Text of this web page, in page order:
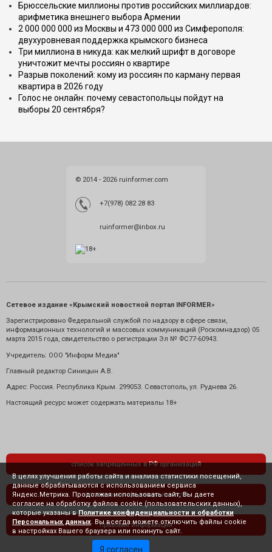
Брюссельские миллионы против российских миллиардов:
арифметика внешнего выбора Армении
2 000 000 000 из Москвы и 473 000 000 из Симферополя:
двухуровневая поддержка крымского бизнеса
Три миллиона в никуда: как мелкий шрифт в договоре
уничтожит мечты россиян о квартире
Разрыв поколений: кому из россиян по карману первая
квартира в 2026 году
Голос не онлайн: почему севастопольцы пойдут на
выборы 20 сентября?
© 2014 - 2026 ruinformer.com
+7(978) 082 28 83
ruinformer@inbox.ru
Сетевое издание «Крымский новостной портал INFORMER»
Зарегистрировано Федеральной службой по надзору в сфере связи,
информационных технологий и массовых коммуникаций (Роскомнадзор) 05
марта 2015 года, свидетельство о регистрации Эл № ФС77-60943.
Учредитель: ООО "Информ Медиа"
Главный редактор Синицын А.В.
Адрес: Россия. Республика Крым. 299053. Севастополь, ул. Руднева 26.
Настоящий ресурс может содержать материалы 18+
список запрещенных в РФ организаций
политика конфиденциальности
правовая информация
В целях улучшения работы сайта и анализа статистики посещений,
данные обрабатываются с использованием сервиса
Яндекс.Метрика. Продолжая использовать сайт, Вы даете
согласие на обработку файлов cookie (пользовательских данных),
которые указаны в Политике конфиденциальности и обработки
Персональных данных . Вы всегда можете отключить файлы cookie
в настройках Вашего браузера или покинуть сайт.
Я согласен